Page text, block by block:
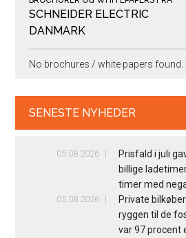
SCHNEIDER ELECTRIC
DANMARK
No brochures / white papers found.
SENESTE NYHEDER
05.08.2026
Prisfald i juli
billige
timer med
05.08.2026
Private
ryggen til de
var 97 procent